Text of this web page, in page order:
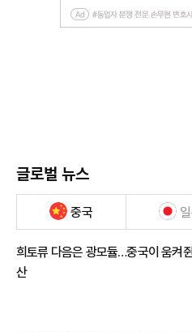
글로벌 뉴스
중국
희토류 다음은 광모듈…중국이 움켜
산